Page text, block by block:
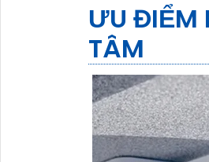
ƯU ĐIỂM
TÂM